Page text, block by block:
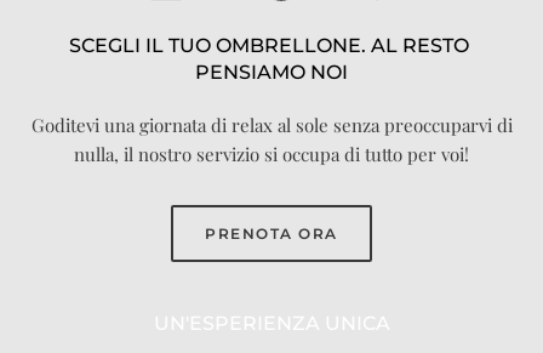
SCEGLI IL TUO OMBRELLONE. AL RESTO
PENSIAMO NOI
Goditevi una giornata di relax al sole senza preoccuparvi di
nulla, il nostro servizio si occupa di tutto per voi!
PRENOTA ORA
UN'ESPERIENZA UNICA